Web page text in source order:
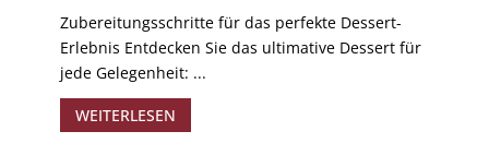
Zubereitungsschritte für das perfekte Dessert-
Erlebnis Entdecken Sie das ultimative Dessert für
jede Gelegenheit: ...
WEITERLESEN